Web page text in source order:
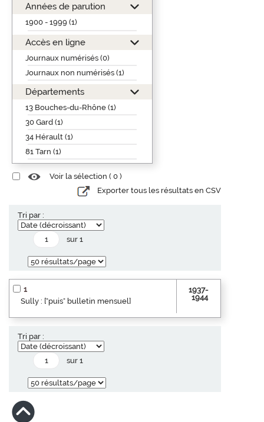
Années de parution
1900 - 1999 (1)
Accès en ligne
Journaux numérisés (0)
Journaux non numérisés (1)
Départements
13 Bouches-du-Rhône (1)
30 Gard (1)
34 Hérault (1)
81 Tarn (1)
Voir la sélection ( 0 )
Exporter tous les résultats en CSV
Tri par :
sur 1
1
Sully : ["puis" bulletin mensuel]
1937-
1944
Tri par :
sur 1